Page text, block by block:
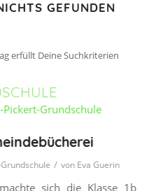
GEFUNDEN
erfüllt Deine Suchkriterien
Grundschule
/ von Eva Guerin
sich die Klasse 1b